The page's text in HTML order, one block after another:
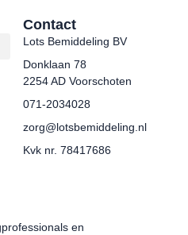
en
Contact
Lots Bemiddeling BV
Donklaan 78
2254 AD Voorschoten
071-2034028
zorg@lotsbemiddeling.nl
Kvk nr. 78417686